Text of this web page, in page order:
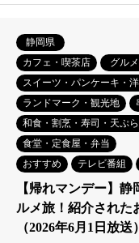
静岡県
カフェ・喫茶店
グルメ
スイーツ・パンケーキ・
ランドマーク・観光地
和食・割烹・寿司・天ぷ
食堂・定食屋・弁当
おすすめ
テレビ番組
【帰れマンデー】
ルメ旅！紹介された
（2026年6月1日放送）